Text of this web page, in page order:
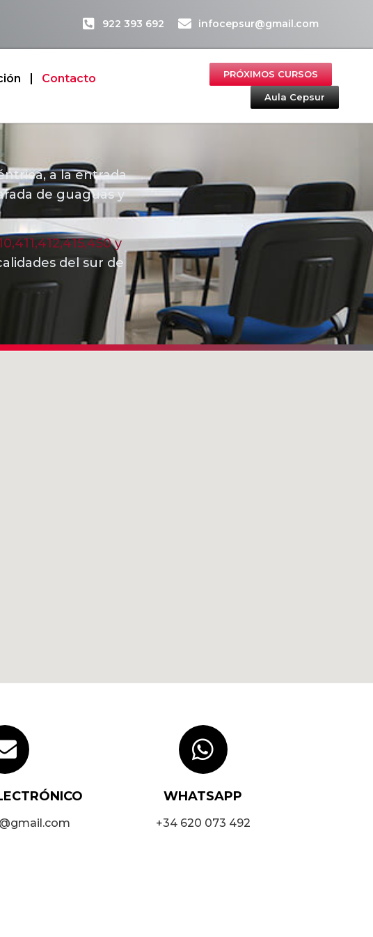
922 393 692 infocepsur@gmail.com
Contacto PRÓXIMOS CURSOS
Aula Cepsur
a la entrada
de guaguas y
y
del sur de
WHATSAPP
+34 620 073 492